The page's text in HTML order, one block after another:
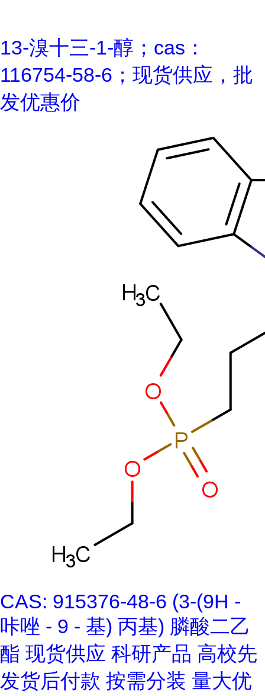
13-溴十三-1-醇；cas：
116754-58-6；现货供应，批
发优惠价
CAS: 915376-48-6 (3-(9H -
咔唑 - 9 - 基) 丙基) 膦酸二乙
酯 现货供应 科研产品 高校先
发货后付款 按需分装 量大优